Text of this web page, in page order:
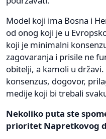
Model koji ima Bosna i
od onog koji je u
koji je minimalni
zagovaranja i prisile ne
obitelji, a kamoli u
konsenzus, dogovor,
medije koji bi trebali
Nekoliko puta ste
prioritet Napretkovog